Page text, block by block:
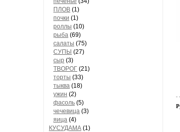
ПЛОВ (1)
почки (1)
роллы (10)
рыба (69)
салаты (75)
СУПЫ (27)
сыр (3)
ТВОРОГ (21)
торты (33)
тыква (18)
ужин (2)
фасоль (5)
чечевица (3)
яица (4)
КУСУДАМА (1)